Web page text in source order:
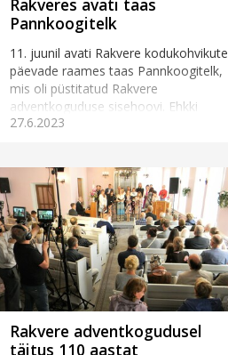
Rakveres avati taas
Pannkoogitelk
11. juunil avati Rakvere kodukohvikute
päevade raames taas Pannkoogitelk,
mis oli püstitatud Rakvere
adventkoguduse sisehoovi. Ehkki
tegevustik toimus õues, olid ka
27.6.2023
Rakvere adventkogudusel
täitus 110 aastat